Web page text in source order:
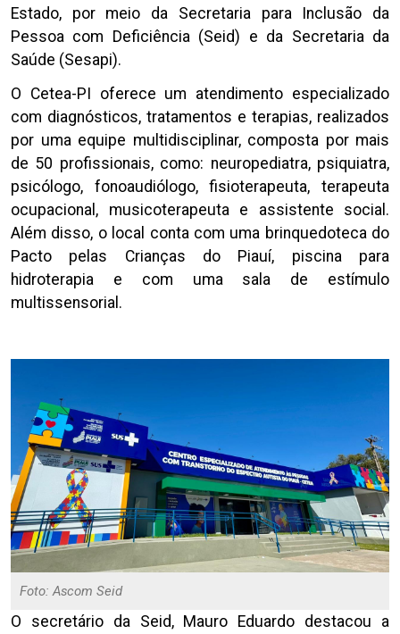
Estado, por meio da Secretaria para Inclusão da
Pessoa com Deficiência (Seid) e da Secretaria da
Saúde (Sesapi).
O Cetea-PI oferece um atendimento especializado
com diagnósticos, tratamentos e terapias, realizados
por uma equipe multidisciplinar, composta por mais
de 50 profissionais, como: neuropediatra, psiquiatra,
psicólogo, fonoaudiólogo, fisioterapeuta, terapeuta
ocupacional, musicoterapeuta e assistente social.
Além disso, o local conta com uma brinquedoteca do
Pacto pelas Crianças do Piauí, piscina para
hidroterapia e com uma sala de estímulo
multissensorial.
Foto: Ascom Seid
O secretário da Seid, Mauro Eduardo destacou a